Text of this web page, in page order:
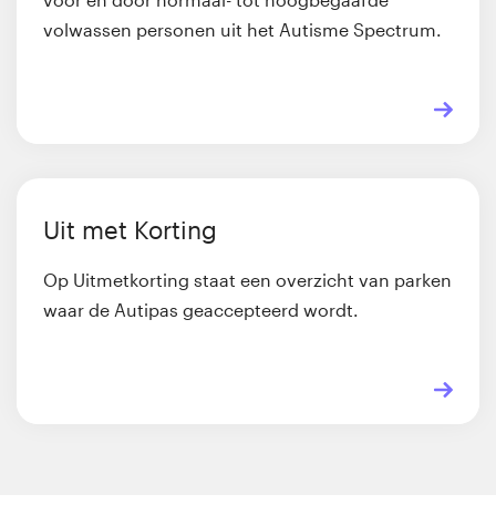
volwassen personen uit het Autisme Spectrum.
Uit met Korting
Op Uitmetkorting staat een overzicht van parken
waar de Autipas geaccepteerd wordt.